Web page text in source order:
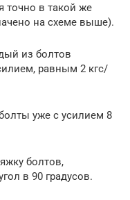
точно в такой же
на схеме выше).
из болтов
равным 2 кгс/
уже с усилием 8
болтов,
в 90 градусов.